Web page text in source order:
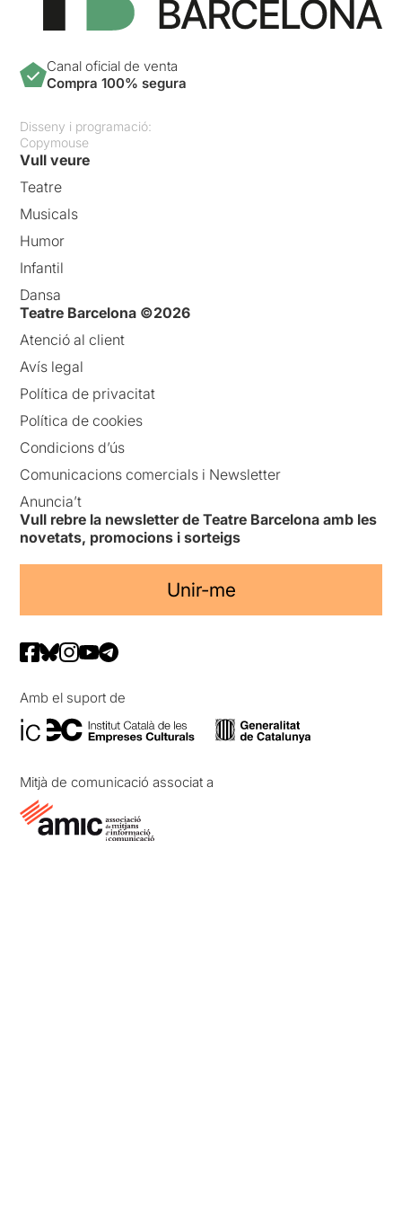
Canal oficial de venta
Compra 100% segura
Disseny i programació:
Copymouse
Vull veure
Teatre
Musicals
Humor
Infantil
Dansa
Teatre Barcelona ©2026
Atenció al client
Avís legal
Política de privacitat
Política de cookies
Condicions d’ús
Comunicacions comercials i Newsletter
Anuncia’t
Vull rebre la newsletter de Teatre Barcelona amb les
novetats, promocions i sorteigs
Unir-me
Amb el suport de
Mitjà de comunicació associat a